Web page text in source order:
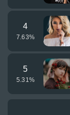
4
7.63%
5
5.31%